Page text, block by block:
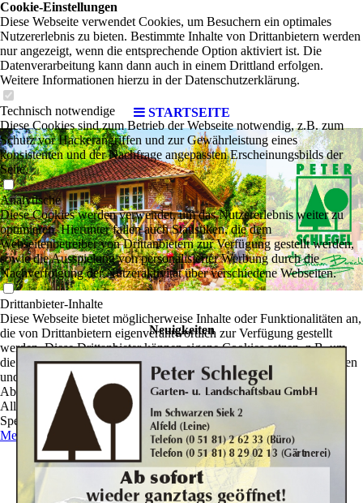
STARTSEITE
Neuigkeiten
Cookie-Einstellungen
Diese Webseite verwendet Cookies, um Besuchern ein optimales
Nutzererlebnis zu bieten. Bestimmte Inhalte von Drittanbietern werden
nur angezeigt, wenn die entsprechende Option aktiviert ist. Die
Datenverarbeitung kann dann auch in einem Drittland erfolgen.
Weitere Informationen hierzu in der Datenschutzerklärung.
Technisch notwendige
Diese Cookies sind zum Betrieb der Webseite notwendig, z.B. zum
Schutz vor Hackerangriffen und zur Gewährleistung eines
konsistenten und der Nachfrage angepassten Erscheinungsbilds der
Seite.
Analytische
Diese Cookies werden verwendet, um das Nutzererlebnis weiter zu
optimieren. Hierunter fallen auch Statistiken, die dem
Webseitenbetreiber von Drittanbietern zur Verfügung gestellt werden,
sowie die Ausspielung von personalisierter Werbung durch die
Nachverfolgung der Nutzeraktivität über verschiedene Webseiten.
Drittanbieter-Inhalte
Diese Webseite bietet möglicherweise Inhalte oder Funktionalitäten an,
die von Drittanbietern eigenverantwortlich zur Verfügung gestellt
werden. Diese Drittanbieter können eigene Cookies setzen, z.B. um
die Nutzeraktivität zu verfolgen oder ihre Angebote zu personalisieren
und zu optimieren.
Ablehnen
Alle akzeptieren
Speichern
Mehr Informationen